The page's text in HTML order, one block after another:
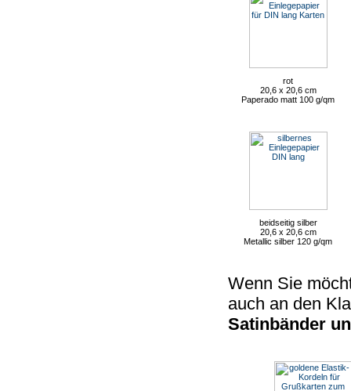
rot
20,6 x 20,6 cm
Paperado matt 100 g/qm
beidseitig silber
20,6 x 20,6 cm
Metallic silber 120 g/qm
Wenn Sie
auch an den
Satinbänder